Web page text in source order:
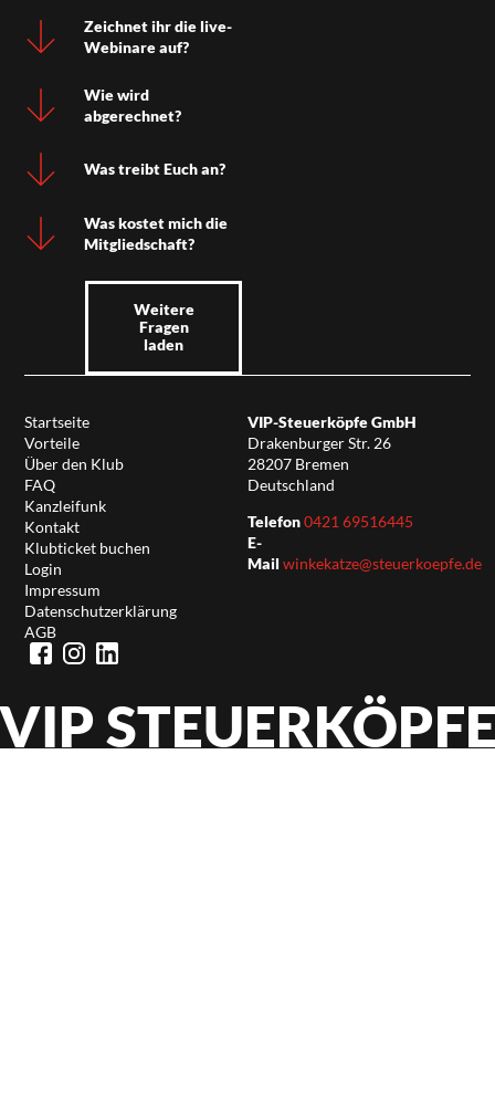
Zeichnet ihr die live-
Webinare auf?
Wie wird
abgerechnet?
Was treibt Euch an?
Was kostet mich die
Mitgliedschaft?
Weitere
Fragen
laden
Startseite
Vorteile
Über den Klub
FAQ
Kanzleifunk
Kontakt
Klubticket buchen
Login
Impressum
Datenschutzerklärung
AGB
VIP-Steuerköpfe GmbH
Drakenburger Str. 26
28207 Bremen
Deutschland
Telefon0421 69516445
E-
Mail winkekatze@steuerkoepfe.de